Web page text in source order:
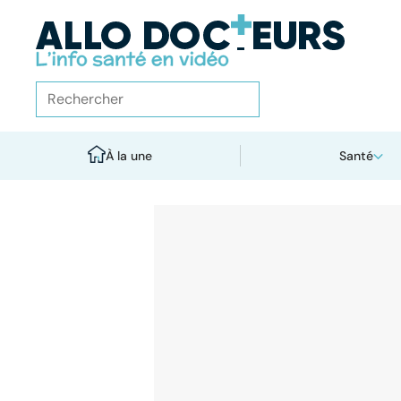
À la une Santé